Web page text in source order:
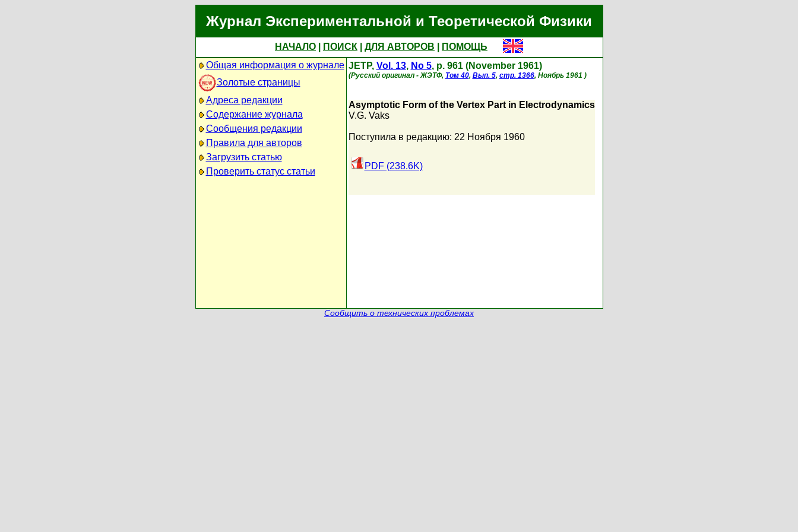
Журнал Экспериментальной и Теоретической Физики
НАЧАЛО ПОИСК ДЛЯ АВТОРОВ
ПОМОЩЬ
Общая информация о журнале
Золотые страницы
Адреса редакции
Содержание журнала
Сообщения редакции
Правила для авторов
Загрузить статью
Проверить статус статьи
JETP, Vol. 13, No 5, p. 961 (November 1961)
(Русский оригинал - ЖЭТФ, Том 40, Вып. 5, стр. 1366, Ноябрь 1961 )
Asymptotic Form of the Vertex Part in Electrodynamics
V.G. Vaks
Поступила в редакцию: 22 Ноября 1960
PDF (238.6K)
Сообщить о технических проблемах